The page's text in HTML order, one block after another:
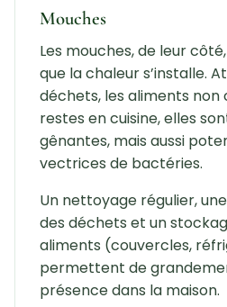
Mouches
Les mouches, de leur
que la chaleur s’installe.
déchets, les aliments non
restes en cuisine, elles
gênantes, mais aussi
vectrices de bactéries.
Un nettoyage régulier,
des déchets et un
aliments (couvercles,
permettent de
présence dans la maison.